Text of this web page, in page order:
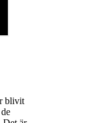
blivit